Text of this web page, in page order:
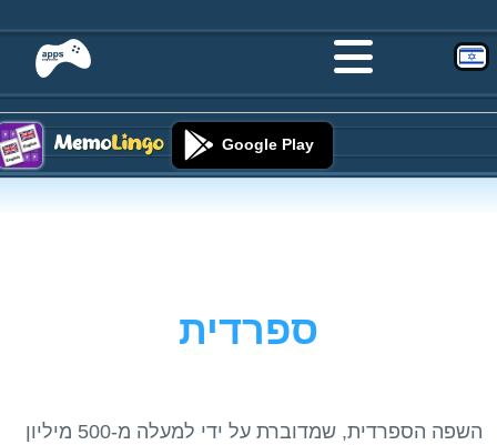
Google Play
ספרדית
השפה הספרדית, שמדוברת על ידי למעלה מ-500 מיליון